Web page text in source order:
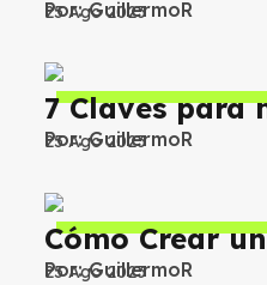
*
Por:GuillermoR
25 Ago 2023
7 Claves para
Por:GuillermoR
25 Ago 2023
Cómo Crear
Por:GuillermoR
25 Ago 2023